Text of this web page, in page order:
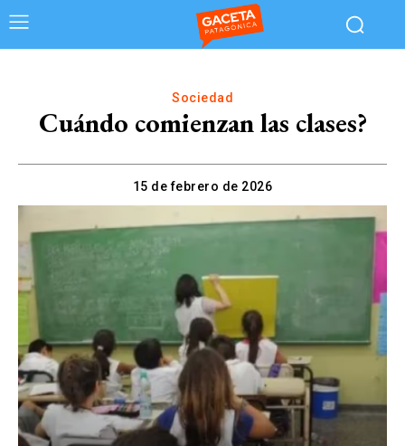
Sociedad
Cuándo comienzan las clases?
15 de febrero de 2026